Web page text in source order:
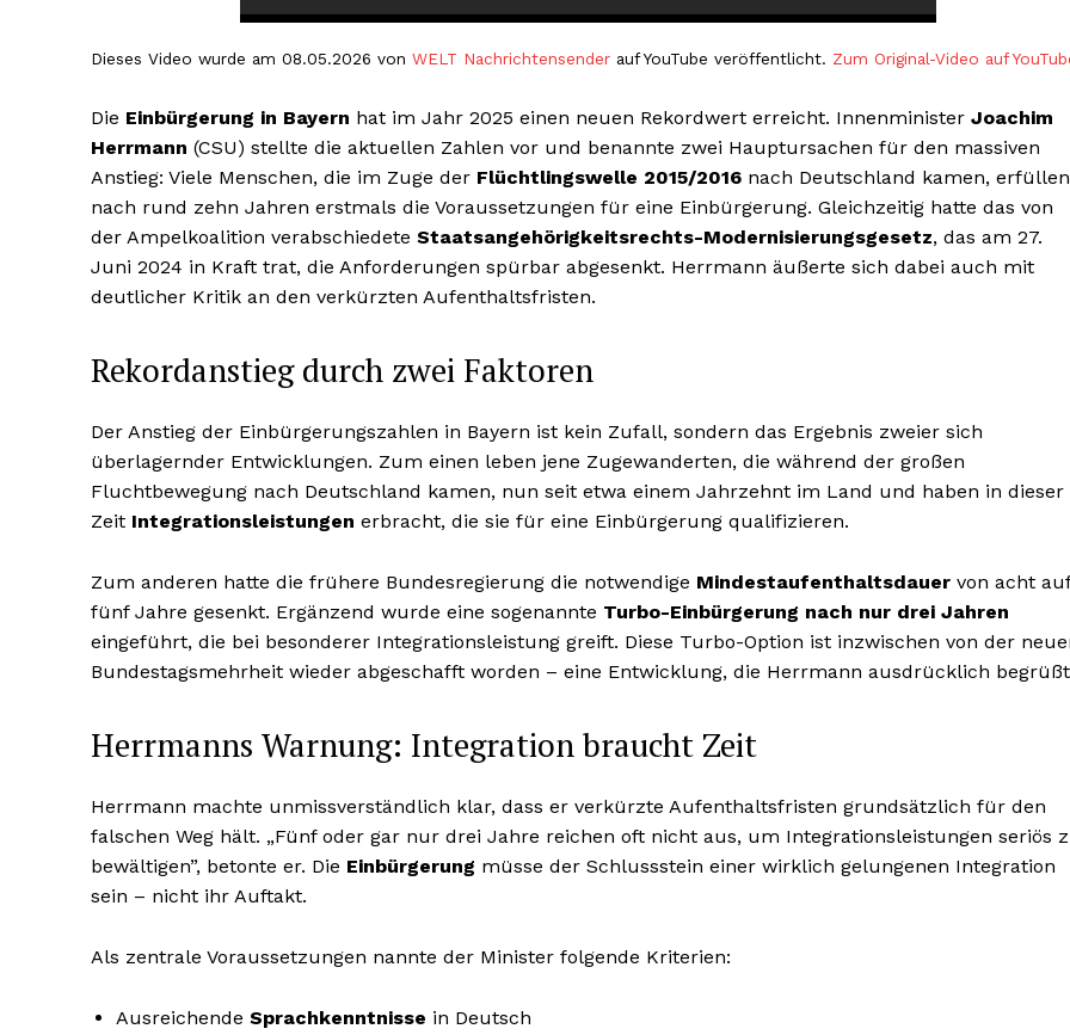
Dieses Video wurde am 08.05.2026 von WELT Nachrichtensender auf YouTube veröffentlicht. Zum Original-Video auf
Die Einbürgerung in Bayern hat im Jahr 2025 einen neuen Rekordwert erreicht. Innenminister Joachim
Herrmann (CSU) stellte die aktuellen Zahlen vor und benannte zwei Hauptursachen für den massiven
Anstieg: Viele Menschen, die im Zuge der Flüchtlingswelle 2015/2016 nach Deutschland kamen, erfüllen
nach rund zehn Jahren erstmals die Voraussetzungen für eine Einbürgerung. Gleichzeitig hatte das von
der Ampelkoalition verabschiedete Staatsangehörigkeitsrechts-Modernisierungsgesetz, das am 27.
Juni 2024 in Kraft trat, die Anforderungen spürbar abgesenkt. Herrmann äußerte sich dabei auch mit
deutlicher Kritik an den verkürzten Aufenthaltsfristen.
Rekordanstieg durch zwei Faktoren
Der Anstieg der Einbürgerungszahlen in Bayern ist kein Zufall, sondern das Ergebnis zweier sich
überlagernder Entwicklungen. Zum einen leben jene Zugewanderten, die während der großen
Fluchtbewegung nach Deutschland kamen, nun seit etwa einem Jahrzehnt im Land und haben in dieser
Zeit Integrationsleistungen erbracht, die sie für eine Einbürgerung qualifizieren.
Zum anderen hatte die frühere Bundesregierung die notwendige Mindestaufenthaltsdauer von acht auf
fünf Jahre gesenkt. Ergänzend wurde eine sogenannte Turbo-Einbürgerung nach nur drei Jahren
eingeführt, die bei besonderer Integrationsleistung greift. Diese Turbo-Option ist inzwischen von der
Bundestagsmehrheit wieder abgeschafft worden – eine Entwicklung, die Herrmann ausdrücklich
Herrmanns Warnung: Integration braucht Zeit
Herrmann machte unmissverständlich klar, dass er verkürzte Aufenthaltsfristen grundsätzlich für den
falschen Weg hält. „Fünf oder gar nur drei Jahre reichen oft nicht aus, um Integrationsleistungen seriös
bewältigen”, betonte er. Die Einbürgerung müsse der Schlussstein einer wirklich gelungenen Integration
sein – nicht ihr Auftakt.
Als zentrale Voraussetzungen nannte der Minister folgende Kriterien:
Ausreichende Sprachkenntnisse in Deutsch